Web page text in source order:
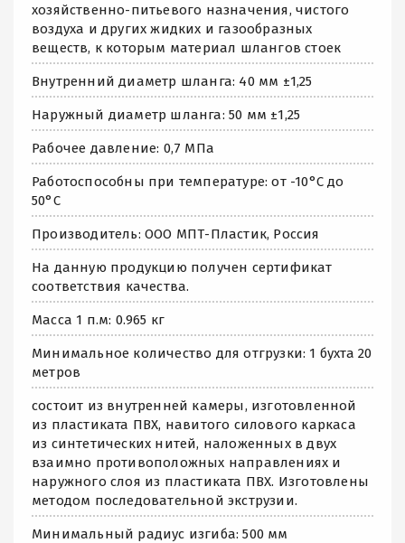
хозяйственно-питьевого назначения, чистого
воздуха и других жидких и газообразных
веществ, к которым материал шлангов стоек
Внутренний диаметр шланга: 40 мм ±1,25
Наружный диаметр шланга: 50 мм ±1,25
Рабочее давление: 0,7 МПа
Работоспособны при температуре: от -10°С до
50°С
Производитель: ООО МПТ-Пластик, Россия
На данную продукцию получен сертификат
соответствия качества.
Масса 1 п.м: 0.965 кг
Минимальное количество для отгрузки: 1 бухта 20
метров
состоит из внутренней камеры, изготовленной
из пластиката ПВХ, навитого силового каркаса
из синтетических нитей, наложенных в двух
взаимно противоположных направлениях и
наружного слоя из пластиката ПВХ. Изготовлены
методом последовательной экструзии.
Минимальный радиус изгиба: 500 мм